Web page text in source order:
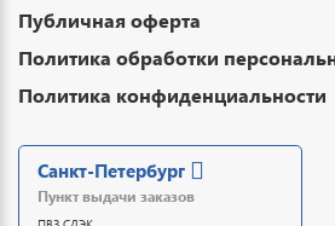
Публичная оферта
Политика обработки
Политика конфиденциальности
Санкт-Петербург
Пункт выдачи заказов